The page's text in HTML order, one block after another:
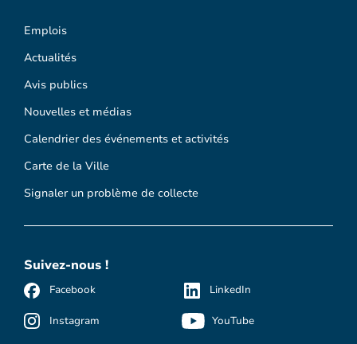
Emplois
Actualités
Avis publics
Nouvelles et médias
Calendrier des événements et activités
Carte de la Ville
Signaler un problème de collecte
Suivez-nous !
Facebook
Instagram
LinkedIn
YouTube